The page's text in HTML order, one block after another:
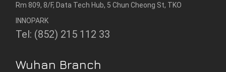
Rm 809, 8/F, Data Tech Hub, 5 Chun Cheong St, TKO
INNOPARK
Tel: (852) 215 112 33
Wuhan Branch